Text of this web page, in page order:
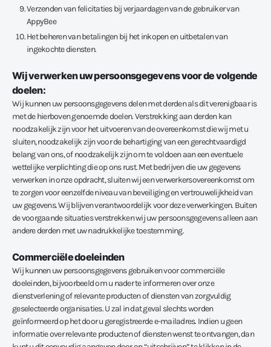
Verzenden van felicitaties bij verjaardagen van de gebruiker van
AppyBee
Het beheren van betalingen bij het inkopen en uitbetalen van
ingekochte diensten.
Wij verwerken uw persoonsgegevens voor de volgende
doelen:
Wij kunnen uw persoonsgegevens delen met derden als dit verenigbaar is
met de hierboven genoemde doelen. Verstrekking aan derden kan
noodzakelijk zijn voor het uitvoeren van de overeenkomst die wij met u
sluiten, noodzakelijk zijn voor de behartiging van een gerechtvaardigd
belang van ons, of noodzakelijk zijn om te voldoen aan een eventuele
wettelijke verplichting die op ons rust. Met bedrijven die uw gegevens
verwerken in onze opdracht, sluiten wij een verwerkersovereenkomst om
te zorgen voor eenzelfde niveau van beveiliging en vertrouwelijkheid van
uw gegevens. Wij blijven verantwoordelijk voor deze verwerkingen. Buiten
de voorgaande situaties verstrekken wij uw persoonsgegevens alleen aan
andere derden met uw nadrukkelijke toestemming.
Commerciële doeleinden
Wij kunnen uw persoonsgegevens gebruiken voor commerciële
doeleinden, bijvoorbeeld om u nader te informeren over onze
dienstverlening of relevante producten of diensten van zorgvuldig
geselecteerde organisaties. U zal in dat geval slechts worden
geïnformeerd op het door u geregistreerde e-mailadres. Indien u geen
informatie over relevante producten of diensten wenst te ontvangen, dan